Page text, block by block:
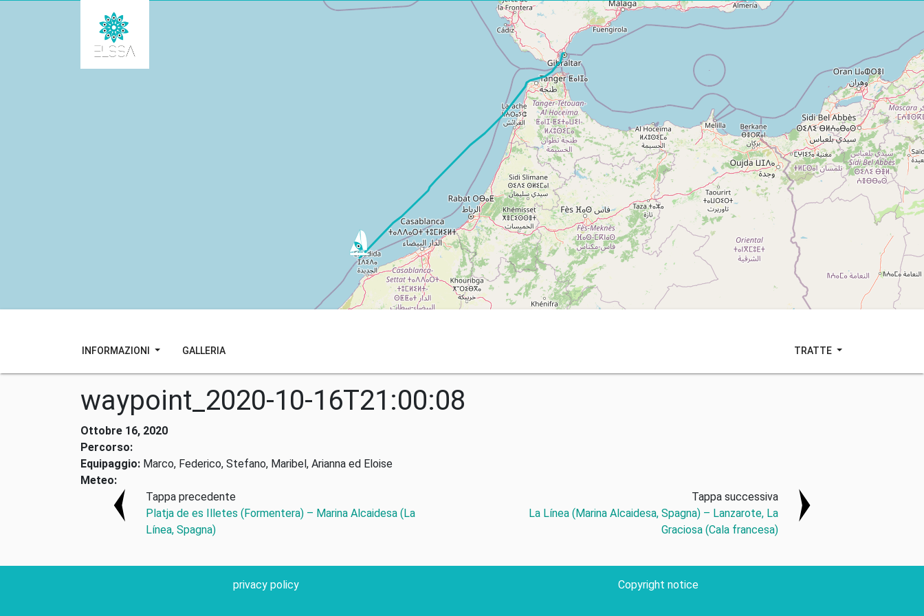
INFORMAZIONI GALLERIA TRATTE
waypoint_2020-10-16T21:00:08
Ottobre 16, 2020
Percorso:
Equipaggio: Marco, Federico, Stefano, Maribel, Arianna ed Eloise
Meteo:
Tappa precedente
Platja de es Illetes (Formentera) – Marina Alcaidesa (La
Línea, Spagna)
Tappa successiva
La Línea (Marina Alcaidesa, Spagna) – Lanzarote, La
Graciosa (Cala francesa)
privacy policy Copyright notice